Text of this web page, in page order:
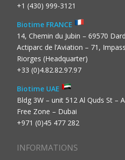
+1 (430) 999-3121
Biotime FRANCE
14, Chemin du Jubin – 69570
Actiparc de l’Aviation – 71,
Riorges (Headquarter)
+33 (0)4.82.82.97.97
Biotime UAE
Bldg 3W – unit 512 Al Quds St –
Free Zone – Dubai
+971 (0)45 477 282
INFORMATIONS